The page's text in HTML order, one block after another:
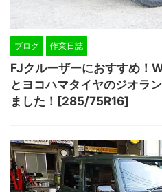
ブログ 作業日誌
FJクルーザーにおすすめ！
とヨコハマタイヤのジオラ
ました！[285/75R16]